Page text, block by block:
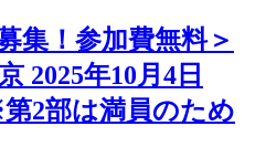
集！参加費無料＞
2025年10月4日
2部は満員のため